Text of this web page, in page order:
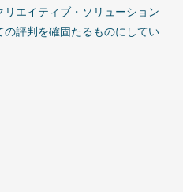
エイティブ・ソリューション
評判を確固たるものにしてい